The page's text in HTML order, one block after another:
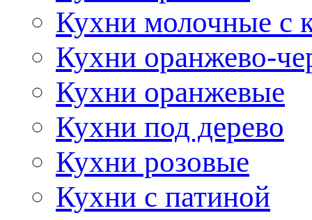
Кухни молочные с
Кухни оранжево-
Кухни оранжевые
Кухни под дерево
Кухни розовые
Кухни с патиной